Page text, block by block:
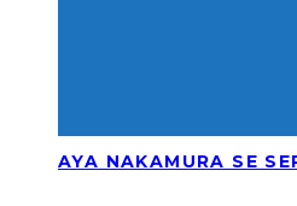
AYA NAKAMURA SE